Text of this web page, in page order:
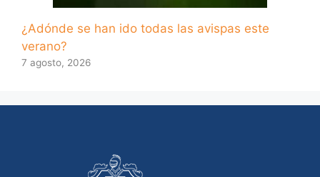
¿Adónde se han ido todas las avispas este
verano?
7 agosto, 2026